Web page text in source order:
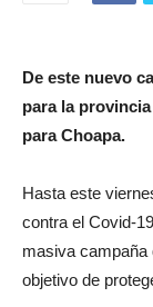
De este nuevo
para la
para Choapa.
Hasta este
contra el Covid-
masiva campaña
objetivo de